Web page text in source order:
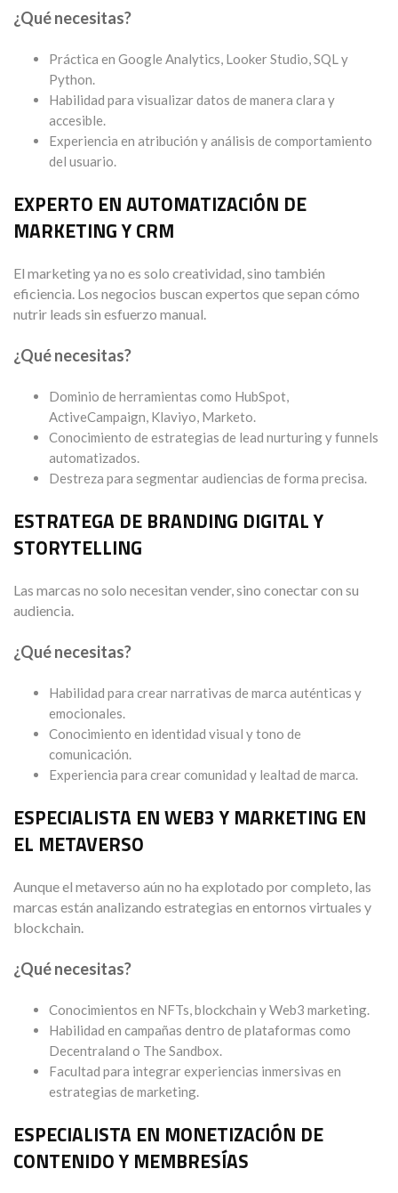
¿Qué necesitas?
Práctica en Google Analytics, Looker Studio, SQL y
Python.
Habilidad para visualizar datos de manera clara y
accesible.
Experiencia en atribución y análisis de comportamiento
del usuario.
EXPERTO EN AUTOMATIZACIÓN DE
MARKETING Y CRM
El marketing ya no es solo creatividad, sino también
eficiencia. Los negocios buscan expertos que sepan cómo
nutrir leads sin esfuerzo manual.
¿Qué necesitas?
Dominio de herramientas como HubSpot,
ActiveCampaign, Klaviyo, Marketo.
Conocimiento de estrategias de lead nurturing y funnels
automatizados.
Destreza para segmentar audiencias de forma precisa.
ESTRATEGA DE BRANDING DIGITAL Y
STORYTELLING
Las marcas no solo necesitan vender, sino conectar con su
audiencia.
¿Qué necesitas?
Habilidad para crear narrativas de marca auténticas y
emocionales.
Conocimiento en identidad visual y tono de
comunicación.
Experiencia para crear comunidad y lealtad de marca.
ESPECIALISTA EN WEB3 Y MARKETING EN
EL METAVERSO
Aunque el metaverso aún no ha explotado por completo, las
marcas están analizando estrategias en entornos virtuales y
blockchain.
¿Qué necesitas?
Conocimientos en NFTs, blockchain y Web3 marketing.
Habilidad en campañas dentro de plataformas como
Decentraland o The Sandbox.
Facultad para integrar experiencias inmersivas en
estrategias de marketing.
ESPECIALISTA EN MONETIZACIÓN DE
CONTENIDO Y MEMBRESÍAS